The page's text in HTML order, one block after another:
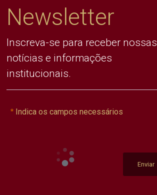
Newsletter
Inscreva-se para receber nossas
notícias e informações
institucionais.
Indica os campos necessários
Enviar